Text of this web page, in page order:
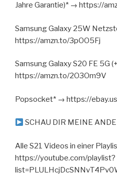
Jahre Garantie)* → https://
Samsung Galaxy 25W
https://amzn.to/3pOO5Fj
Samsung Galaxy S20 FE 5G
https://amzn.to/2O3Om9V
Popsocket* → https://
SCHAU DIR MEINE
Alle S21 Videos in einer
https://youtube.com/playlist?